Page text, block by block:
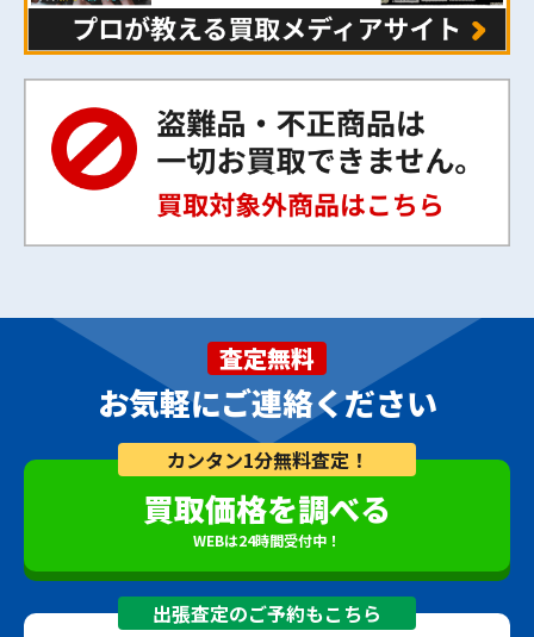
査定無料
お気軽にご連絡ください
カンタン1分無料査定！
買取価格を調べる
WEBは24時間受付中！
出張査定のご予約もこちら